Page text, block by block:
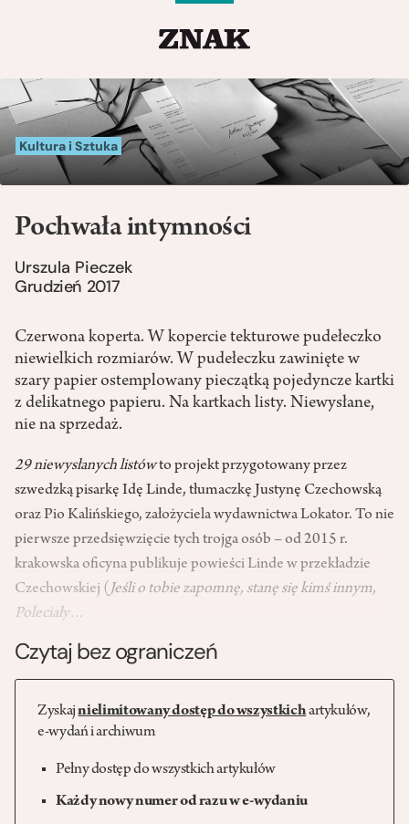
Kultura i Sztuka
Pochwała intymności
Urszula Pieczek
Grudzień 2017
Czerwona koperta. W kopercie tekturowe pudełeczko
niewielkich rozmiarów. W pudełeczku zawinięte w
szary papier ostemplowany pieczątką pojedyncze kartki
z delikatnego papieru. Na kartkach listy. Niewysłane,
nie na sprzedaż.
29 niewysłanych listówto projekt przygotowany przez
szwedzką pisarkę Idę Linde, tłumaczkę Justynę Cze­chowską
oraz Pio Kalińskiego, założy­ciela wydawnictwa Lokator. To nie
pierwsze przedsię­wzięcie tych trojga osób – od 2015 r.
krakowska oficyna publikuje powieści Linde w przekładzie
Czechowskiej ( Jeśli o tobie zapomnę, stanę się kimś innym,
Poleciały…
Czytaj bez ograniczeń
Zyskajnielimitowany dostęp do wszystkichartykułów,
e-wydań i archiwum
Pełny dostęp do wszystkich artykułów
Każdy nowy numer od razu w e-wydaniu